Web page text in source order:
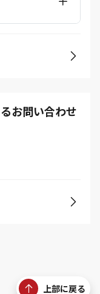
お問い合わせ
上部に戻る